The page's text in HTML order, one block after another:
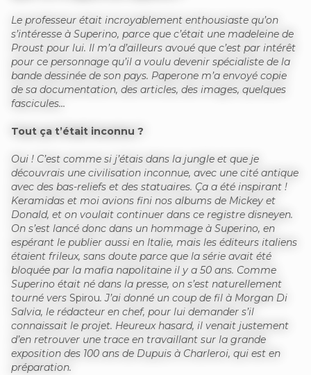
Le professeur était incroyablement enthousiaste qu’on
s’intéresse à Superino, parce que c’était une madeleine de
Proust pour lui. Il m’a d’ailleurs avoué que c’est par intérêt
pour ce personnage qu’il a voulu devenir spécialiste de la
bande dessinée de son pays. Paperone m’a envoyé copie
de sa documentation, des articles, des images, quelques
fascicules…
Tout ça t’était inconnu ?
Oui ! C’est comme si j’étais dans la jungle et que je
découvrais une civilisation inconnue, avec une cité antique
avec des bas-reliefs et des statuaires. Ça a été inspirant !
Keramidas et moi avions fini nos albums de Mickey et
Donald, et on voulait continuer dans ce registre disneyen.
On s’est lancé donc dans un hommage à Superino, en
espérant le publier aussi en Italie, mais les éditeurs italiens
étaient frileux, sans doute parce que la série avait été
bloquée par la mafia napolitaine il y a 50 ans. Comme
Superino était né dans la presse, on s’est naturellement
tourné vers Spirou. J’ai donné un coup de fil à Morgan Di
Salvia, le rédacteur en chef, pour lui demander s’il
connaissait le projet. Heureux hasard, il venait justement
d’en retrouver une trace en travaillant sur la grande
exposition des 100 ans de Dupuis à Charleroi, qui est en
préparation.